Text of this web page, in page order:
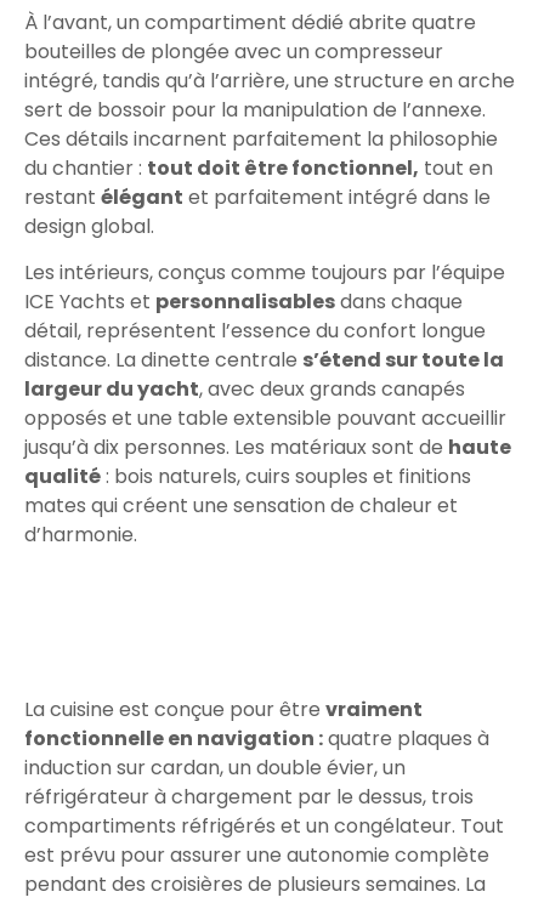
À l’avant, un compartiment dédié abrite quatre
bouteilles de plongée avec un compresseur
intégré, tandis qu’à l’arrière, une structure en arche
sert de bossoir pour la manipulation de l’annexe.
Ces détails incarnent parfaitement la philosophie
du chantier : tout doit être fonctionnel, tout en
restant élégant et parfaitement intégré dans le
design global.
Les intérieurs, conçus comme toujours par l’équipe
ICE Yachts et personnalisablesdans chaque
détail, représentent l’essence du confort longue
distance. La dinette centrale s’étend sur toute la
largeur du yacht, avec deux grands canapés
opposés et une table extensible pouvant accueillir
jusqu’à dix personnes. Les matériaux sont de haute
qualité: bois naturels, cuirs souples et finitions
mates qui créent une sensation de chaleur et
d’harmonie.
La cuisine est conçue pour être vraiment
fonctionnelle en navigation :quatre plaques à
induction sur cardan, un double évier, un
réfrigérateur à chargement par le dessus, trois
compartiments réfrigérés et un congélateur. Tout
est prévu pour assurer une autonomie complète
pendant des croisières de plusieurs semaines. La